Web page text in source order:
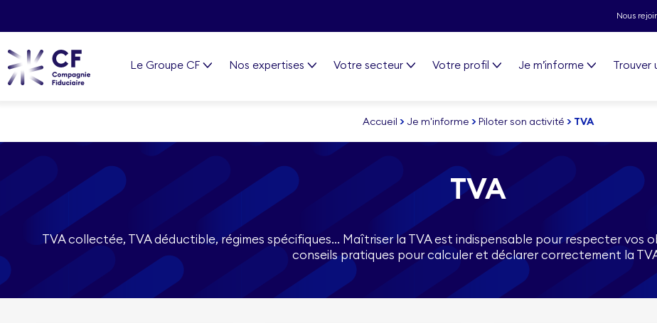
Nous
Le Groupe CF Nos expertises Votre secteur Votre profil Je m’informe Trouver
Accueil > Je m'informe >Piloter son activité > TVA
TVA
TVA collectée, TVA déductible, régimes spécifiques… Maîtriser la TVA est indispensable pour respecter vos
conseils pratiques pour calculer et déclarer correctement la